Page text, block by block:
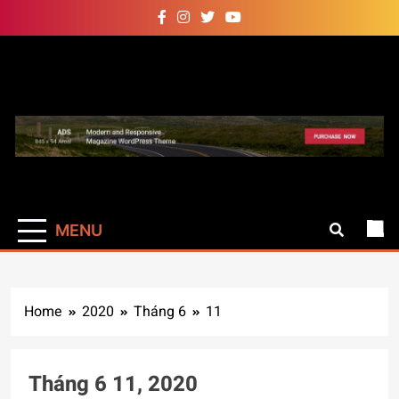
to
Auto Pro
hơn
MENU
Home 2020 Tháng 6 11
Tháng 6 11, 2020